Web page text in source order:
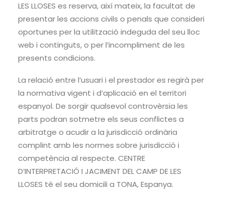
LES LLOSES es reserva, així mateix, la facultat de
presentar les accions civils o penals que consideri
oportunes per la utilització indeguda del seu lloc
web i continguts, o per l’incompliment de les
presents condicions.
La relació entre l’usuari i el prestador es regirà per
la normativa vigent i d’aplicació en el territori
espanyol. De sorgir qualsevol controvèrsia les
parts podran sotmetre els seus conflictes a
arbitratge o acudir a la jurisdicció ordinària
complint amb les normes sobre jurisdicció i
competència al respecte. CENTRE
D’INTERPRETACIÓ I JACIMENT DEL CAMP DE LES
LLOSES té el seu domicili a TONA, Espanya.